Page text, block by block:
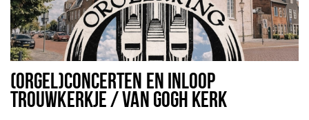
(ORGEL)CONCERTEN EN INLOOP
TROUWKERKJE / VAN GOGH KERK